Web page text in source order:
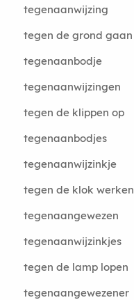
tegenaanwijzing
tegen de grond gaan
tegenaanbodje
tegenaanwijzingen
tegen de klippen op
tegenaanbodjes
tegenaanwijzinkje
tegen de klok werken
tegenaangewezen
tegenaanwijzinkjes
tegen de lamp lopen
tegenaangewezener